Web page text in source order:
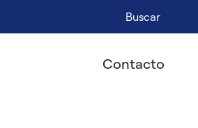
Buscar
Contacto